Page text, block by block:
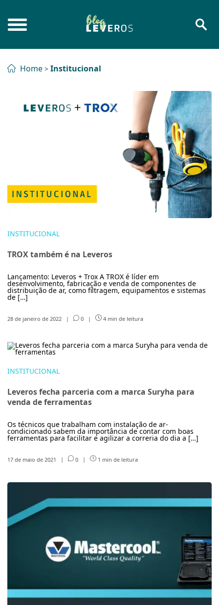
Home > Institucional
INSTITUCIONAL
TROX também é na Leveros
Lançamento: Leveros + Trox A TROX é líder em
desenvolvimento, fabricação e venda de componentes de
distribuição de ar, como filtragem, equipamentos e sistemas
de […]
28 de janeiro de 2022 | 0 | 4 min de leitura
INSTITUCIONAL
Leveros fecha parceria com a marca Suryha para
venda de ferramentas
Os técnicos que trabalham com instalação de ar-
condicionado sabem da importância de contar com boas
ferramentas para facilitar e agilizar a correria do dia a […]
17 de maio de 2021 | 0 | 1 min de leitura